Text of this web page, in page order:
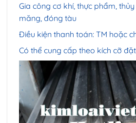
Gia công cơ khí, thực phẩm,
măng, đóng tàu
Điều kiện thanh toán: TM hoặc
Có thể cung cấp theo kích cỡ